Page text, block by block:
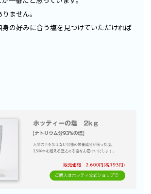
ません。
の好みに合う塩を見つけていただければ